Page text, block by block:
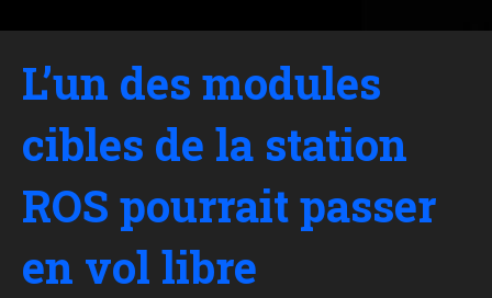
L’un des modules
cibles de la station
ROS pourrait passer
en vol libre